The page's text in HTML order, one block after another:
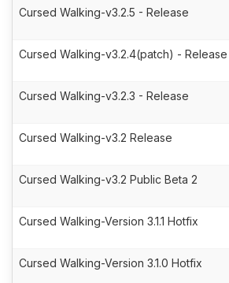
Cursed Walking-v3.2.5 - Release
Cursed Walking-v3.2.4(patch) - Release
Cursed Walking-v3.2.3 - Release
Cursed Walking-v3.2 Release
Cursed Walking-v3.2 Public Beta 2
Cursed Walking-Version 3.1.1 Hotfix
Cursed Walking-Version 3.1.0 Hotfix